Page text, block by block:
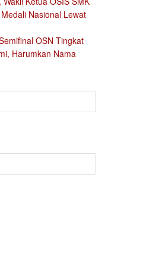
Nasional Lewat
OSN Tingkat
Harumkan Nama